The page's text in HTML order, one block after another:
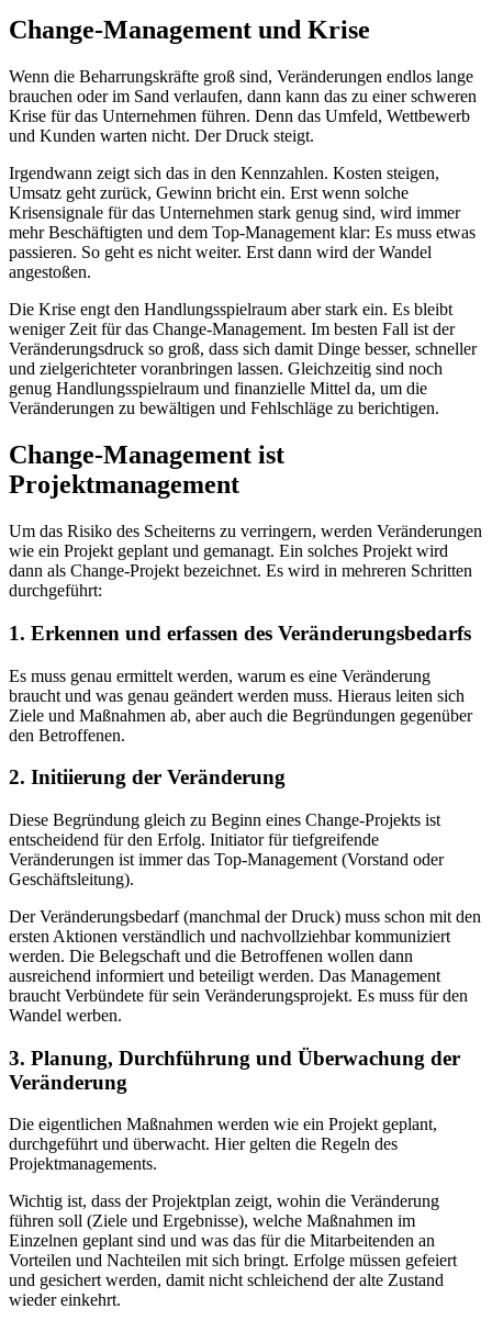
Change-Management und Krise
Wenn die Beharrungskräfte groß sind, Veränderungen endlos lange
brauchen oder im Sand verlaufen, dann kann das zu einer schweren
Krise für das Unternehmen führen. Denn das Umfeld, Wettbewerb
und Kunden warten nicht. Der Druck steigt.
Irgendwann zeigt sich das in den Kennzahlen. Kosten steigen,
Umsatz geht zurück, Gewinn bricht ein. Erst wenn solche
Krisensignale für das Unternehmen stark genug sind, wird immer
mehr Beschäftigten und dem Top-Management klar: Es muss etwas
passieren. So geht es nicht weiter. Erst dann wird der Wandel
angestoßen.
Die Krise engt den Handlungsspielraum aber stark ein. Es bleibt
weniger Zeit für das Change-Management. Im besten Fall ist der
Veränderungsdruck so groß, dass sich damit Dinge besser, schneller
und zielgerichteter voranbringen lassen. Gleichzeitig sind noch
genug Handlungsspielraum und finanzielle Mittel da, um die
Veränderungen zu bewältigen und Fehlschläge zu berichtigen.
Change-Management ist
Projektmanagement
Um das Risiko des Scheiterns zu verringern, werden Veränderungen
wie ein Projekt geplant und gemanagt. Ein solches Projekt wird
dann als Change-Projekt bezeichnet. Es wird in mehreren Schritten
durchgeführt:
1. Erkennen und erfassen des Veränderungsbedarfs
Es muss genau ermittelt werden, warum es eine Veränderung
braucht und was genau geändert werden muss. Hieraus leiten sich
Ziele und Maßnahmen ab, aber auch die Begründungen gegenüber
den Betroffenen.
2. Initiierung der Veränderung
Diese Begründung gleich zu Beginn eines Change-Projekts ist
entscheidend für den Erfolg. Initiator für tiefgreifende
Veränderungen ist immer das Top-Management (Vorstand oder
Geschäftsleitung).
Der Veränderungsbedarf (manchmal der Druck) muss schon mit den
ersten Aktionen verständlich und nachvollziehbar kommuniziert
werden. Die Belegschaft und die Betroffenen wollen dann
ausreichend informiert und beteiligt werden. Das Management
braucht Verbündete für sein Veränderungsprojekt. Es muss für den
Wandel werben.
3. Planung, Durchführung und Überwachung der
Veränderung
Die eigentlichen Maßnahmen werden wie ein Projekt geplant,
durchgeführt und überwacht. Hier gelten die Regeln des
Projektmanagements.
Wichtig ist, dass der Projektplan zeigt, wohin die Veränderung
führen soll (Ziele und Ergebnisse), welche Maßnahmen im
Einzelnen geplant sind und was das für die Mitarbeitenden an
Vorteilen und Nachteilen mit sich bringt. Erfolge müssen gefeiert
und gesichert werden, damit nicht schleichend der alte Zustand
wieder einkehrt.